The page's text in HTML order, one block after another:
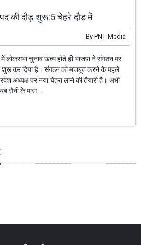
पद की दौड़ शुरू:5 चेहरे दौड़ में
By PNT Media
में लोकसभा चुनाव खत्म होते ही भाजपा ने संगठन पर
शुरू कर दिया है। संगठन को मजबूत करने के पहले
अध्यक्ष पर नया चेहरा लाने की तैयारी है। अभी
सैनी के पास...